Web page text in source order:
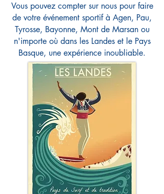
Vous pouvez compter sur nous pour faire
de votre événement sportif à Agen, Pau,
Tyrosse, Bayonne, Mont de Marsan ou
n'importe où dans les Landes et le Pays
Basque, une expérience inoubliable.